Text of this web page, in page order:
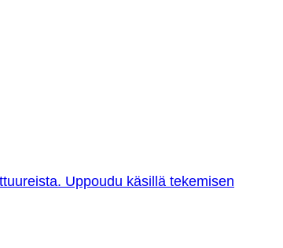
Uppoudu käsillä tekemisen